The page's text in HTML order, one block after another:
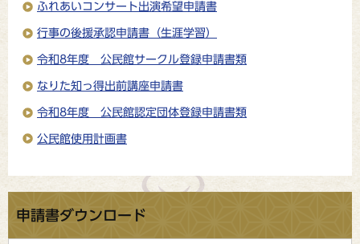
ふれあいコンサート出演希望申請書
行事の後援承認申請書（生涯学習）
令和8年度 公民館サークル登録申請書類
なりた知っ得出前講座申請書
令和8年度 公民館認定団体登録申請書類
公民館使用計画書
申請書ダウンロード